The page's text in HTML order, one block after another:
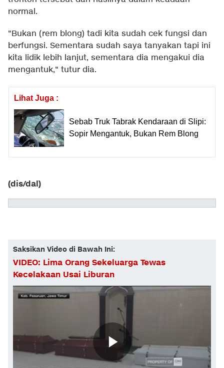
normal.
"Bukan (rem blong) tadi kita sudah cek fungsi dan
berfungsi. Sementara sudah saya tanyakan tapi ini
kita lidik lebih lanjut, sementara dia mengakui dia
mengantuk," tutur dia.
Lihat Juga :
Sebab Truk Tabrak Kendaraan di Slipi:
Sopir Mengantuk, Bukan Rem Blong
(dis/dal)
Saksikan Video di Bawah Ini:
VIDEO: Lima Orang Sekeluarga Tewas
Kecelakaan Usai Liburan